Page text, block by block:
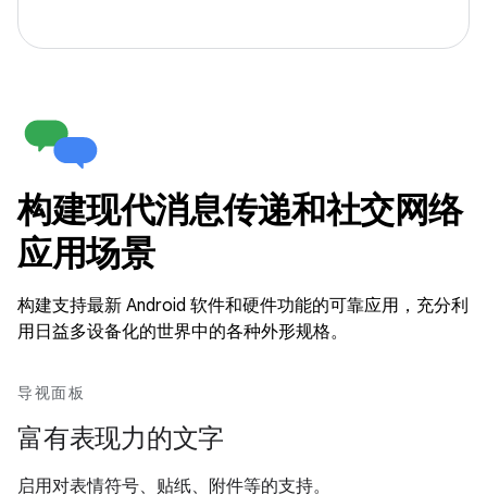
构建现代消息传递和社交网络
应用场景
构建支持最新 Android 软件和硬件功能的可靠应用，充分利
用日益多设备化的世界中的各种外形规格。
导视面板
富有表现力的文字
启用对表情符号、贴纸、附件等的支持。